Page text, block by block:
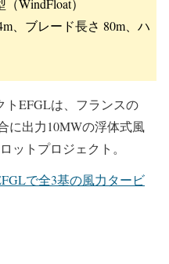
WindFloat）
、ブレード長さ 80m、ハ
トEFGLは、フランスの
に出力10MWの浮体式風
ットプロジェクト。
で全3基の風力タービ